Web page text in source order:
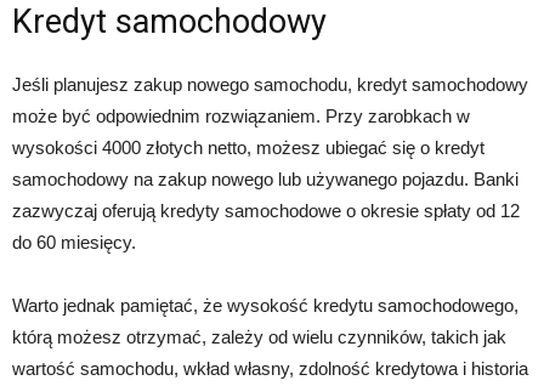
Kredyt samochodowy
Jeśli planujesz zakup nowego samochodu, kredyt samochodowy
może być odpowiednim rozwiązaniem. Przy zarobkach w
wysokości 4000 złotych netto, możesz ubiegać się o kredyt
samochodowy na zakup nowego lub używanego pojazdu. Banki
zazwyczaj oferują kredyty samochodowe o okresie spłaty od 12
do 60 miesięcy.
Warto jednak pamiętać, że wysokość kredytu samochodowego,
którą możesz otrzymać, zależy od wielu czynników, takich jak
wartość samochodu, wkład własny, zdolność kredytowa i historia